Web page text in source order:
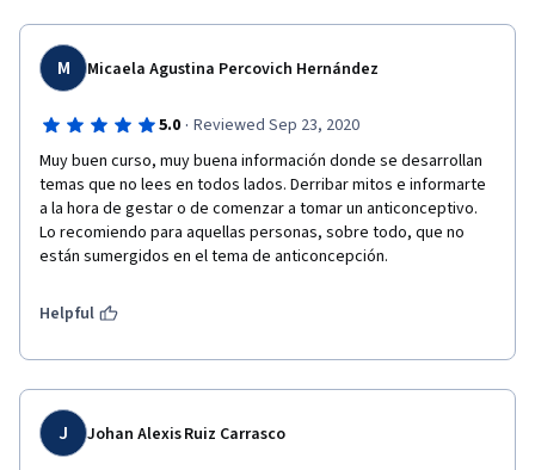
M Micaela Agustina Percovich Hernández
5.0 · Reviewed Sep 23, 2020
Muy buen curso, muy buena información donde se desarrollan
temas que no lees en todos lados. Derribar mitos e informarte
a la hora de gestar o de comenzar a tomar un anticonceptivo.
Lo recomiendo para aquellas personas, sobre todo, que no
están sumergidos en el tema de anticoncepción.
Helpful
J Johan Alexis Ruiz Carrasco